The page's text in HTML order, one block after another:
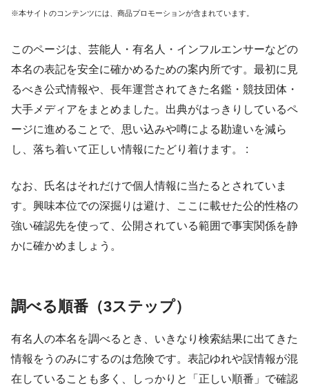
※本サイトのコンテンツには、商品プロモーションが含まれています。
このページは、芸能人・有名人・インフルエンサーなどの
本名の表記を安全に確かめるための案内所です。最初に見
るべき公式情報や、長年運営されてきた名鑑・競技団体・
大手メディアをまとめました。出典がはっきりしているペ
ージに進めることで、思い込みや噂による勘違いを減ら
し、落ち着いて正しい情報にたどり着けます。 :
なお、氏名はそれだけで個人情報に当たるとされていま
す。興味本位での深掘りは避け、ここに載せた公的性格の
強い確認先を使って、公開されている範囲で事実関係を静
かに確かめましょう。
調べる順番（3ステップ）
有名人の本名を調べるとき、いきなり検索結果に出てきた
情報をうのみにするのは危険です。表記ゆれや誤情報が混
在していることも多く、しっかりと「正しい順番」で確認